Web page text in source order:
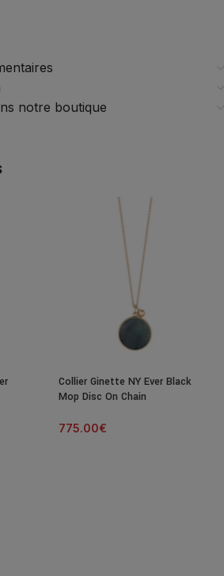
notre boutique
Collier Ginette NY Ever Black
Mop Disc On Chain
775.00€